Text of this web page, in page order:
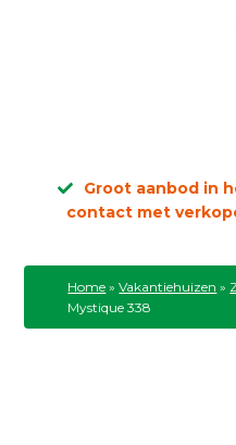
Groot aanbod in
contact met
Home »Vakantiehuizen »
Mystique 338